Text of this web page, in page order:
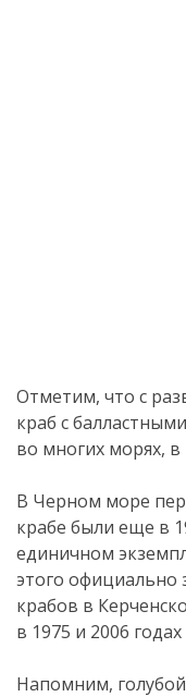
Отметим, что с
краб с
во многих морях,
В Черном море
крабе были еще в
единичном
этого
крабов в
в 1975 и 2006
Напомним,